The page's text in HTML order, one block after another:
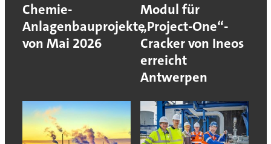
Chemie-
Anlagenbauprojekte
von Mai 2026
Modul für
„Project-One“-
Cracker von Ineos
erreicht
Antwerpen